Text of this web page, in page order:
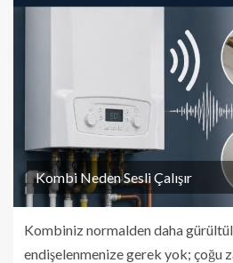
Kombi Neden Sesli Çalışır
Kombiniz normalden daha
endişelenmenize gerek yok; çoğu